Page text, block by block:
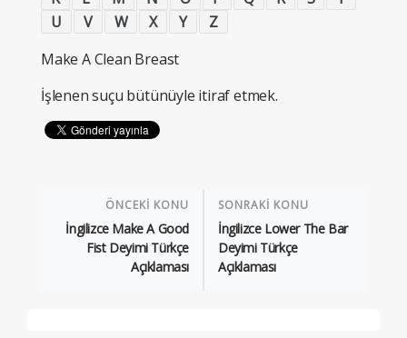
U
V W X Y
Z
Make A Clean Breast
İşlenen suçu bütünüyle itiraf etmek.
ÖNCEKİ KONU
İngilizce Make A Good
Fist Deyimi Türkçe
Açıklaması
SONRAKİ KONU
İngilizce Lower The Bar
Deyimi Türkçe
Açıklaması